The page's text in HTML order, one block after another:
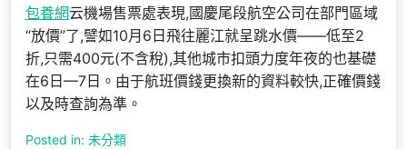
包養網云機場售票處表現,國慶尾段航空公司在部門區域
“放價”了,譬如10月6日飛往麗江就呈跳水價——低至2
折,只需400元(不含稅),其他城市扣頭力度年夜的也基礎
在6日—7日。由于航班價錢更換新的資料較快,正確價錢
以及時查詢為準。
Posted in: 未分類